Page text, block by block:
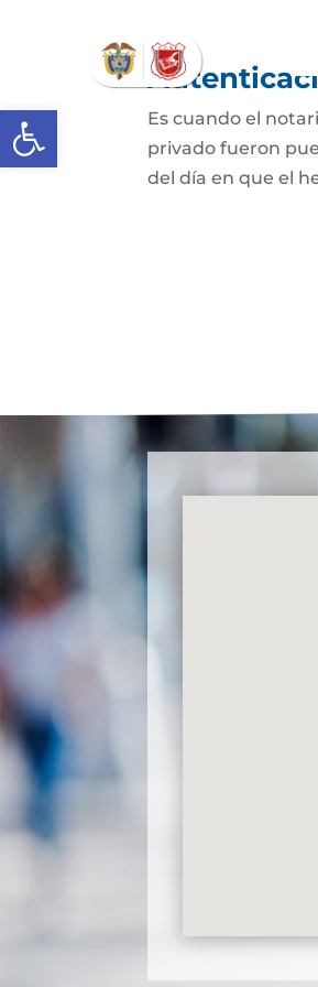
Abrir barra de herramientas
Es cuando el
privado fueron
del día en que el